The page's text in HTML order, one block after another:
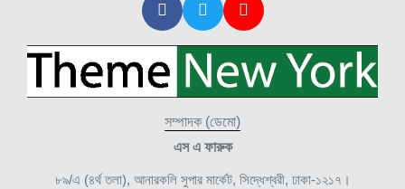
সম্পাদক (ডেমো)
এস এ ফারুক
৮৯/এ (৪র্থ তলা), আনারকলি সুপার মার্কেট, সিদ্ধেশ্বরী, ঢাকা-১২১৭।